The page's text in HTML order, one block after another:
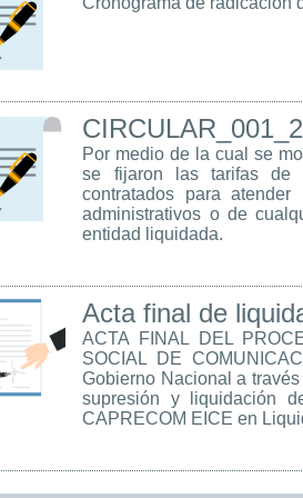
Por medio de la cual se
se fijaron las tarifas de
contratados para
administrativos o de
entidad liquidada.
Acta final de
ACTA FINAL DEL
SOCIAL DE
Gobierno Nacional a
supresión y liquidación
CAPRECOM EICE en